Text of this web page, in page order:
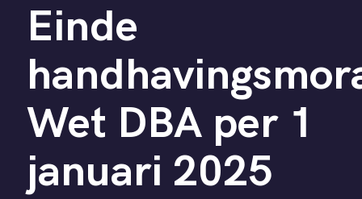
Einde
Wet DBA per 1
januari 2025